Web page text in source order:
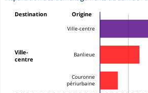
Ville-centre
Banlieue
Couronne
périurbaine
Destination Origine
Ville-
centre